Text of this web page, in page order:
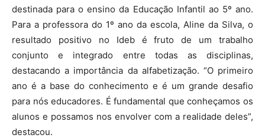
destinada para o ensino da Educação Infantil ao 5º ano.
Para a professora do 1º ano da escola, Aline da Silva, o
resultado positivo no Ideb é fruto de um trabalho
conjunto e integrado entre todas as disciplinas,
destacando a importância da alfabetização. “O primeiro
ano é a base do conhecimento e é um grande desafio
para nós educadores. É fundamental que conheçamos os
alunos e possamos nos envolver com a realidade deles”,
destacou.